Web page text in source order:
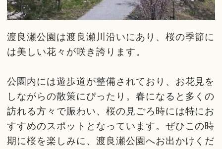
渡良瀬公園は渡良瀬川沿いにあり、桜の季節に
は美しい花々が咲き誇ります。
公園内には遊歩道が整備されており、お花見を
しながらの散策にぴったり。春になると多くの
訪れる方々で賑わい、桜の見ごろ時には特にお
すすめのスポットとなっています。ぜひこの時
期に桜を楽しみに、渡良瀬公園へお出かけくだ